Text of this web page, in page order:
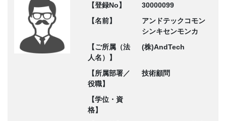
【登録No】
30000099
【名前】
アンドテックコモン
シンキセンモンカ
【ご所属（法
人名）】
(株)AndTech
【所属部署／
役職】
技術顧問
【学位・資
格】